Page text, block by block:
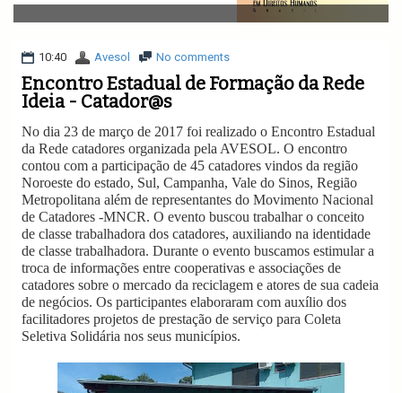
v
i
a
i
10:40 Avesol No comments
Encontro Estadual de Formação da Rede
Ideia - Catador@s
No dia 23 de março de 2017 foi realizado o Encontro Estadual
da Rede catadores organizada pela AVESOL. O encontro
contou com a participação de 45 catadores vindos da região
Noroeste do estado, Sul, Campanha, Vale do Sinos, Região
Metropolitana além de representantes do Movimento Nacional
de Catadores -MNCR. O evento buscou trabalhar o conceito
de classe trabalhadora dos catadores, auxiliando na identidade
de classe trabalhadora. Durante o evento buscamos estimular a
troca de informações entre cooperativas e associações de
catadores sobre o mercado da reciclagem e atores de sua cadeia
de negócios. Os participantes elaboraram com auxílio dos
facilitadores projetos de prestação de serviço para Coleta
Seletiva Solidária nos seus municípios.